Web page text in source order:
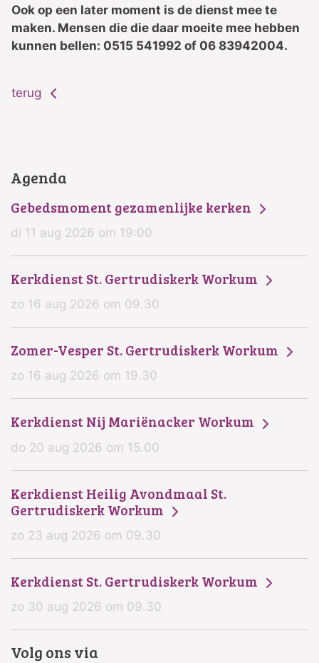
Ook op een later moment is de dienst mee te
maken. Mensen die die daar moeite mee hebben
kunnen bellen: 0515 541992 of 06 83942004.
terug
Agenda
Gebedsmoment gezamenlijke kerken
di 11 aug 2026 om 19:00
Kerkdienst St. Gertrudiskerk Workum
zo 16 aug 2026 om 09.30
Zomer-Vesper St. Gertrudiskerk Workum
zo 16 aug 2026 om 19.30
Kerkdienst Nij Mariënacker Workum
do 20 aug 2026 om 15.00
Kerkdienst Heilig Avondmaal St.
Gertrudiskerk Workum
zo 23 aug 2026 om 09.30
Kerkdienst St. Gertrudiskerk Workum
zo 30 aug 2026 om 09.30
Volg ons via